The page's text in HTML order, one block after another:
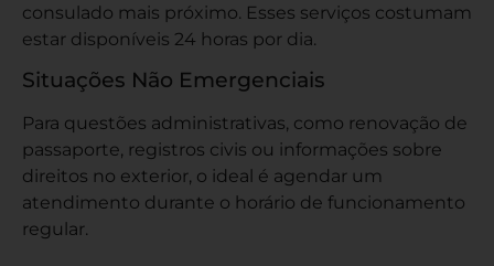
consulado mais próximo. Esses serviços costumam
estar disponíveis 24 horas por dia.
Situações Não Emergenciais
Para questões administrativas, como renovação de
passaporte, registros civis ou informações sobre
direitos no exterior, o ideal é agendar um
atendimento durante o horário de funcionamento
regular.